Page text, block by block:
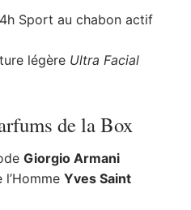
Sport au chabon actif
légère Ultra Facial
de la Box
Giorgio Armani
Yves Saint